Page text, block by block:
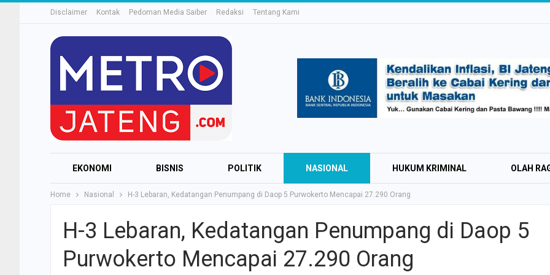
Disclaimer Kontak Pedoman Media Saiber Redaksi Tentang Kami
EKONOMI BISNIS POLITIK NASIONAL HUKUM KRIMINAL OLAH
Home Nasional H-3 Lebaran, Kedatangan Penumpang di Daop 5 Purwokerto Mencapai 27.290 Orang
H-3 Lebaran, Kedatangan Penumpang di Daop 5
Purwokerto Mencapai 27.290 Orang